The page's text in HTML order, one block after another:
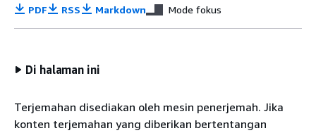
PDF RSS Markdown Mode fokus
Di halaman ini
Terjemahan disediakan oleh mesin penerjemah. Jika
konten terjemahan yang diberikan bertentangan